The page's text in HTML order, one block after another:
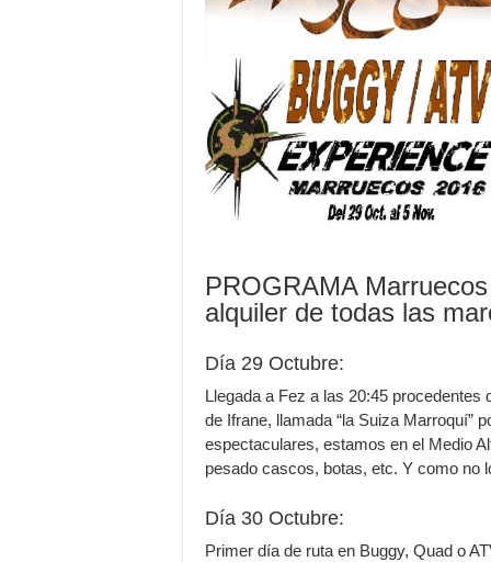
PROGRAMA
alquiler de todas las
Día 29 Octubre:
Llegada a Fez a las 20:45
de Ifrane, llamada “la Suiza Marroquí”
espectaculares, estamos en el Medio
pesado cascos, botas, etc. Y como no
Día 30 Octubre:
Primer día de ruta en Buggy, Quad o